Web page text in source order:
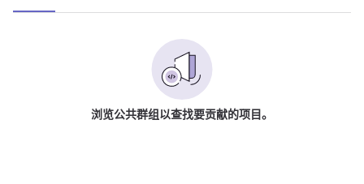
浏览公共群组以查找要贡献的项目。